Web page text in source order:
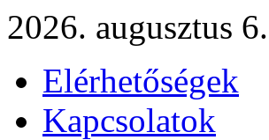
2026. augusztus
Elérhetőségek
Kapcsolatok